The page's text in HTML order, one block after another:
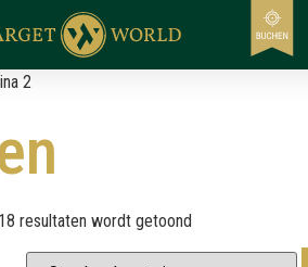
2
resultaten wordt getoond